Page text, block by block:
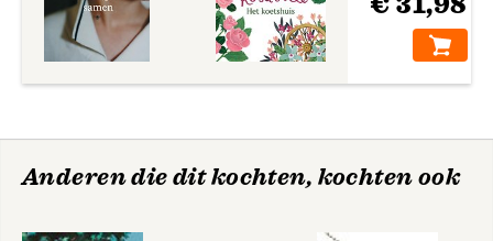
Anderen die dit kochten, kochten ook